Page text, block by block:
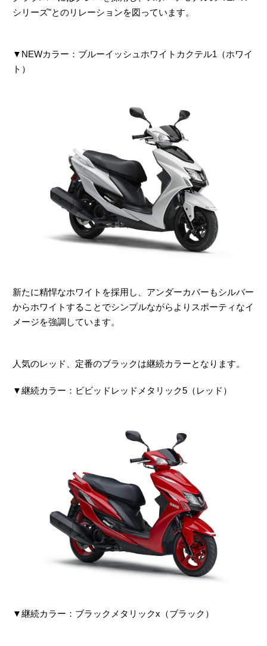
シリーズ"とのリレーションを図っています。
▼NEWカラー：ブルーイッシュホワイトカクテル1（ホワイ
ト）
新たに精悍なホワイトを採用し、アンダーカバーもシルバー
からホワイトすることでシンプルながらよりスポーティなイ
メージを強調しています。
人気のレッド、定番のブラックは継続カラーとなります。
▼継続カラー：ビビッドレッドメタリック5（レッド）
▼継続カラー：ブラックメタリックx（ブラック）